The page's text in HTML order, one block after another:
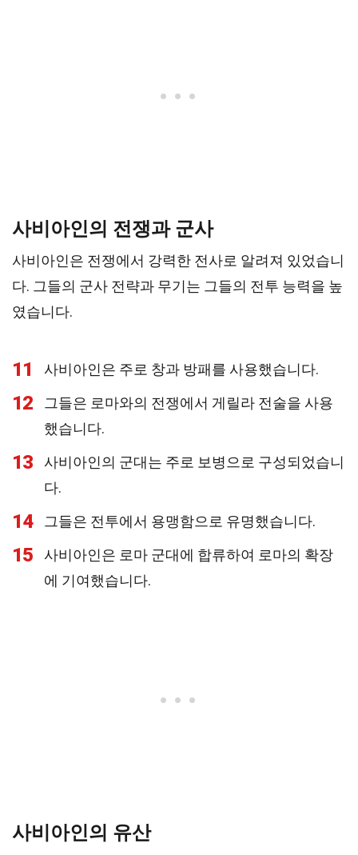
사비아인의 전쟁과 군사
사비아인은 전쟁에서 강력한 전사로 알려져 있었습니
다. 그들의 군사 전략과 무기는 그들의 전투 능력을 높
였습니다.
11 사비아인은 주로 창과 방패를 사용했습니다.
12
그들은 로마와의 전쟁에서 게릴라 전술을 사용
했습니다.
13
사비아인의 군대는 주로 보병으로 구성되었습니
다.
14 그들은 전투에서 용맹함으로 유명했습니다.
15
사비아인은 로마 군대에 합류하여 로마의 확장
에 기여했습니다.
사비아인의 유산